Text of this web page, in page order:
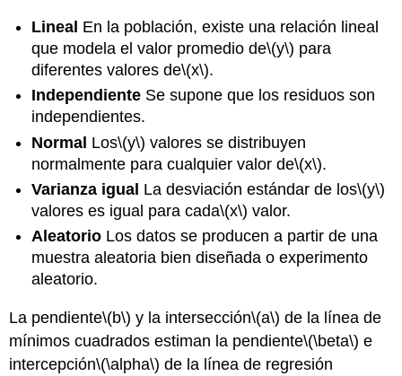
Lineal En la población, existe una relación lineal
que modela el valor promedio de\(y\) para
diferentes valores de\(x\).
Independiente Se supone que los residuos son
independientes.
Normal Los\(y\) valores se distribuyen
normalmente para cualquier valor de\(x\).
Varianza igual La desviación estándar de los\(y\)
valores es igual para cada\(x\) valor.
Aleatorio Los datos se producen a partir de una
muestra aleatoria bien diseñada o experimento
aleatorio.
La pendiente\(b\) y la intersección\(a\) de la línea de
mínimos cuadrados estiman la pendiente\(\beta\) e
intercepción\(\alpha\) de la línea de regresión